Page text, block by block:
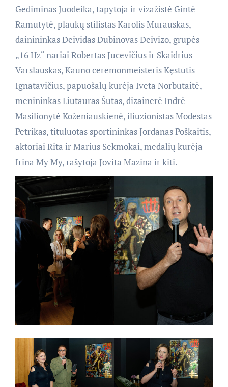
Gediminas Juodeika, tapytoja ir vizažistė Gintė
Ramutytė, plaukų stilistas Karolis Murauskas,
dainininkas Deividas Dubinovas Deivizo, grupės
„16 Hz“ nariai Robertas Jucevičius ir Skaidrius
Varslauskas, Kauno ceremonmeisteris Kęstutis
Ignatavičius, papuošalų kūrėja Iveta Norbutaitė,
menininkas Liutauras Šutas, dizainerė Indrė
Masilionytė Koženiauskienė, iliuzionistas Modestas
Petrikas, tituluotas sportininkas Jordanas Poškaitis,
aktoriai Rita ir Marius Sekmokai, medalių kūrėja
Irina My My, rašytoja Jovita Mazina ir kiti.